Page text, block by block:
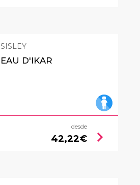
SISLEY
EAU D'IKAR
desde
42,22€ chevron_right